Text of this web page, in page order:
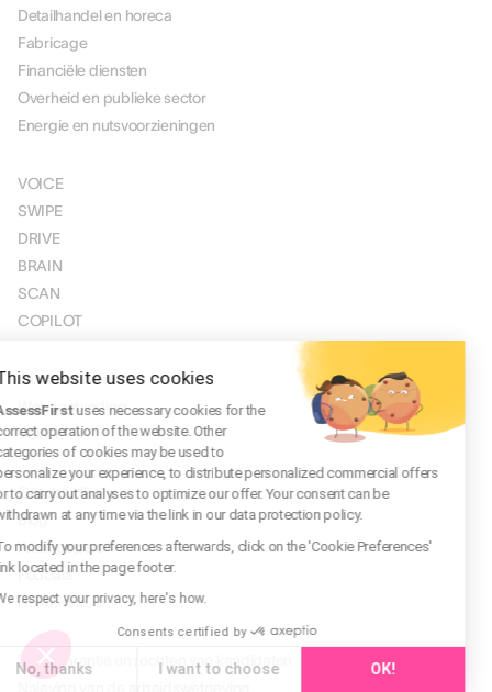
This website uses cookies
AssessFirstuses necessary cookies for the
correct operation of the website. Other
categories of cookies may be used to
personalize your experience, to distribute personalized commercial offers
or to carry out analyses to optimize our offer. Your consent can be
withdrawn at any time via the link in our data protection policy.
To modify your preferences afterwards, click on the 'Cookie Preferences'
link located in the page footer.
We respect your privacy, here's how.
Consents certified by
No, thanks I want to choose
Detailhandel en horeca
Fabricage
Financiële diensten
Overheid en publieke sector
Energie en nutsvoorzieningen
VOICE
SWIPE
DRIVE
BRAIN
SCAN
COPILOT
Jaarabonnement
Webaanbieding
VOICE
MIDDELEN
Casestudies
Blog
Whitepapers
Podcast
HR-missie
Transparantie en rechten van kandidaten